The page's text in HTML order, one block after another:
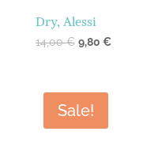
Dry, Alessi
14,00€ 9,80 €
Sale!